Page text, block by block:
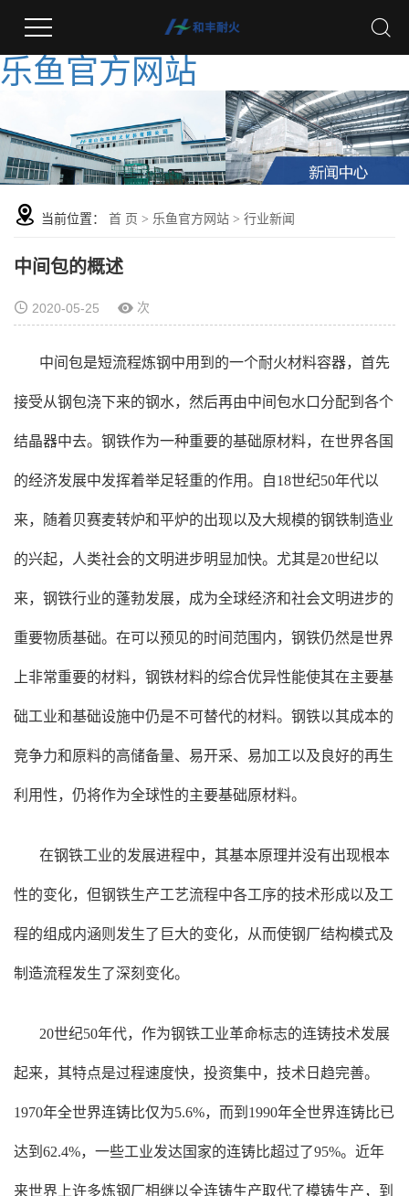
乐鱼官方网站
当前位置： 首 页 > 乐鱼官方网站 > 行业新闻
中间包的概述
2020-05-25 次
中间包是短流程炼钢中用到的一个耐火材料容器，首先
接受从钢包浇下来的钢水，然后再由中间包水口分配到各个
结晶器中去。钢铁作为一种重要的基础原材料，在世界各国
的经济发展中发挥着举足轻重的作用。自18世纪50年代以
来，随着贝赛麦转炉和平炉的出现以及大规模的钢铁制造业
的兴起，人类社会的文明进步明显加快。尤其是20世纪以
来，钢铁行业的蓬勃发展，成为全球经济和社会文明进步的
重要物质基础。在可以预见的时间范围内，钢铁仍然是世界
上非常重要的材料，钢铁材料的综合优异性能使其在主要基
础工业和基础设施中仍是不可替代的材料。钢铁以其成本的
竞争力和原料的高储备量、易开采、易加工以及良好的再生
利用性，仍将作为全球性的主要基础原材料。
在钢铁工业的发展进程中，其基本原理并没有出现根本
性的变化，但钢铁生产工艺流程中各工序的技术形成以及工
程的组成内涵则发生了巨大的变化，从而使钢厂结构模式及
制造流程发生了深刻变化。
20世纪50年代，作为钢铁工业革命标志的连铸技术发展
起来，其特点是过程速度快，投资集中，技术日趋完善。
1970年全世界连铸比仅为5.6%，而到1990年全世界连铸比已
达到62.4%，一些工业发达国家的连铸比超过了95%。近年
来世界上许多炼钢厂相继以全连铸生产取代了模铸生产，到